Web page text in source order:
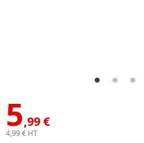
5,99 €
4,99 € HT